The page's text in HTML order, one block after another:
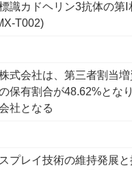
識カドヘリン3抗体の第Ⅰ
T002)
式会社は、第三者割当増
保有割合が48.62%とな
社となる
プレイ技術の維持発展